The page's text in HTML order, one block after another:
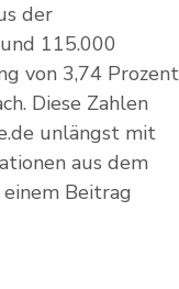
der
115.000
von 3,74 Prozent
Diese Zahlen
unlängst mit
aus dem
Beitrag